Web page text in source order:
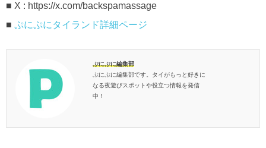
■ X : https://x.com/backspamassage
■ ぷにぷにタイランド詳細ページ
ぷにぷに編集部
ぷにぷに編集部です。タイがもっと好きに
なる夜遊びスポットや役立つ情報を発信
中！